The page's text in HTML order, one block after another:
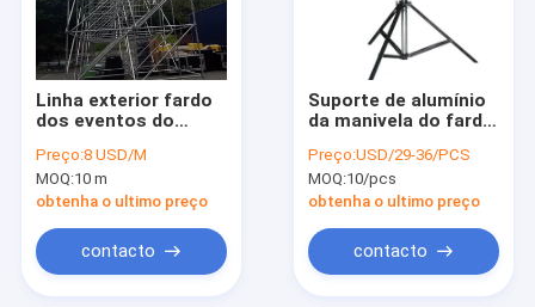
Linha exterior fardo
dos eventos do
disposição, conjunto
do fardo da camada
fácil de usar
Preço:8 USD/M
MOQ:10 m
obtenha o ultimo preço
contacto
Suporte de alumínio
da manivela do fardo
luz 1-1.8M do flash
do estúdio
Preço:USD/29-36/PCS
MOQ:10/pcs
obtenha o ultimo preço
contacto